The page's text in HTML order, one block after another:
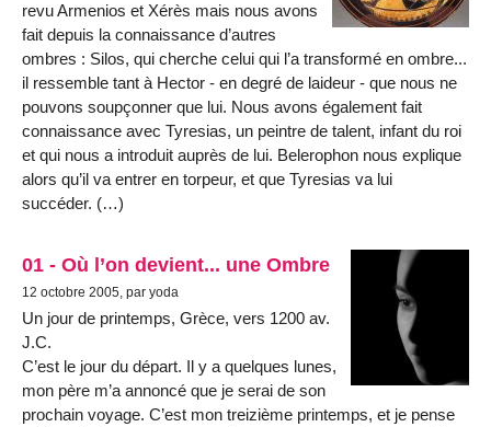
revu Armenios et Xérès mais nous avons
fait depuis la connaissance d’autres
ombres : Silos, qui cherche celui qui l’a transformé en ombre...
il ressemble tant à Hector - en degré de laideur - que nous ne
pouvons soupçonner que lui. Nous avons également fait
connaissance avec Tyresias, un peintre de talent, infant du roi
et qui nous a introduit auprès de lui. Belerophon nous explique
alors qu’il va entrer en torpeur, et que Tyresias va lui
succéder. (…)
01 - Où l’on devient... une Ombre
12 octobre 2005, par yoda
Un jour de printemps, Grèce, vers 1200 av.
J.C.
C’est le jour du départ. Il y a quelques lunes,
mon père m’a annoncé que je serai de son
prochain voyage. C’est mon treizième printemps, et je pense